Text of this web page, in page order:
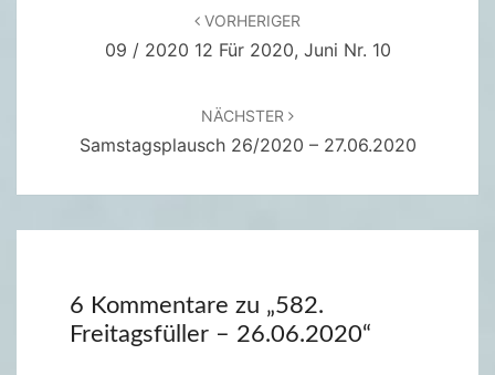
VORHERIGER
09 / 2020 12 Für 2020, Juni Nr. 10
NÄCHSTER
Samstagsplausch 26/2020 – 27.06.2020
6 Kommentare zu „582.
Freitagsfüller – 26.06.2020“